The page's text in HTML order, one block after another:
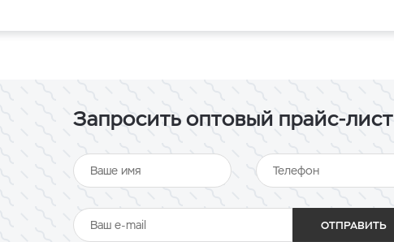
Запросить оптовый прайс-лист
ОТПРАВИТЬ